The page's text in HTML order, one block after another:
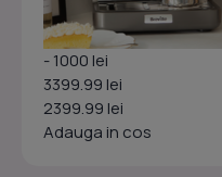
- 1000 lei
3399.99 lei
2399.99 lei
Adauga in cos